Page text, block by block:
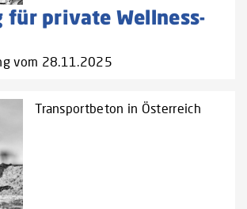
für private Wellness-
vom 28.11.2025
Transportbeton in Österreich